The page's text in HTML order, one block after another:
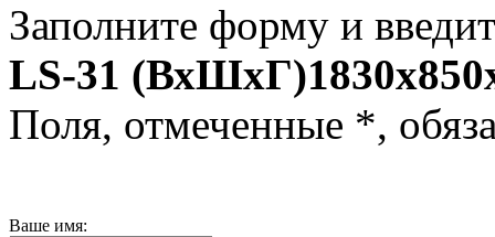
Заполните форму и
LS‑31
Поля, отмеченные *,
Ваше имя: